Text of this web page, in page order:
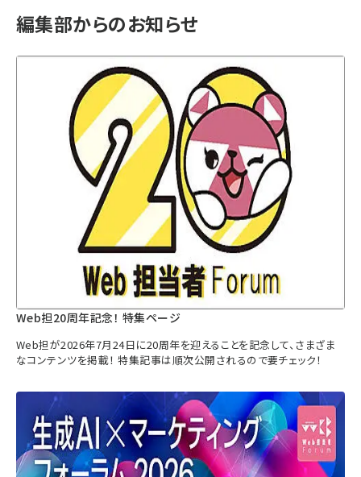
編集部からのお知らせ
Web担20周年記念！ 特集ページ
Web担が2026年7月24日に20周年を迎えることを記念して、さまざま
なコンテンツを掲載！ 特集記事は順次公開されるので要チェック！